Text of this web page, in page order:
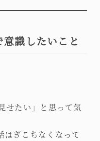
識したいこと
せたい」と思って気
はぎこちなくなって